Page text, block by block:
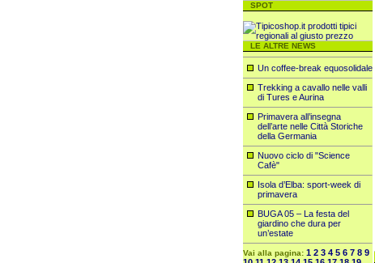
SPOT
LE ALTRE NEWS
Un coffee-break equosolidale
Trekking a cavallo nelle valli
di Tures e Aurina
Primavera all’insegna
dell’arte nelle Città Storiche
della Germania
Nuovo ciclo di "Science
Cafè"
Isola d’Elba: sport-week di
primavera
BUGA 05 – La festa del
giardino che dura per
un’estate
Vai alla pagina: 1 2 3 4 5 6 7 8 9